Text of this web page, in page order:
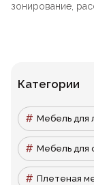
зонирование,
Категории
Мебель для
Мебель для
Плетеная